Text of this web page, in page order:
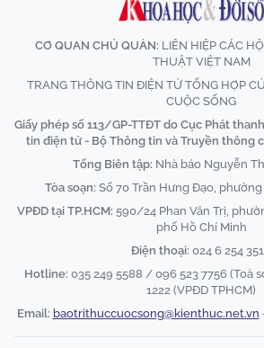
CƠ QUAN CHỦ QUẢN: LIÊN HIỆP CÁC
THUẬT VIỆT NAM
TRANG THÔNG TIN ĐIỆN TỬ TỔNG HỢP
CUỘC SỐNG
Giấy phép số 113/GP-TTĐT do Cục Phát
tin điện tử - Bộ Thông tin và Truyền thông
Tổng Biên tập: Nhà báo Nguyễn
Tòa soạn: Số 70 Trần Hưng Đạo, phường
VPĐD tại TP.HCM: 590/24 Phan Văn Trị,
phố Hồ Chí Minh
Điện thoại: 024 6 254
Hotline: 035 249 5588 / 096 523 7756 (Toà
1222 (VPĐD TPHCM)
Email: baotrithuccuocsong@kienthuc.net.vn